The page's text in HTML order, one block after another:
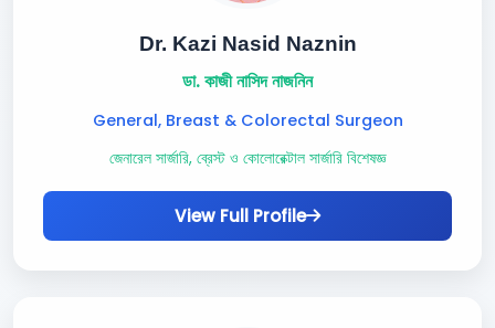
Dr. Kazi Nasid Naznin
ডা. কাজী নাসিদ নাজনিন
General, Breast & Colorectal Surgeon
জেনারেল সার্জারি, ব্রেস্ট ও কোলোরেক্টাল সার্জারি বিশেষজ্ঞ
View Full Profile